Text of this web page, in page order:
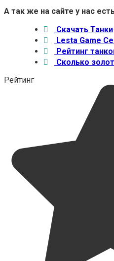
А так же на сайте у нас
Скачать Танки
Lesta Game
Рейтинг
Сколько
Рейтинг